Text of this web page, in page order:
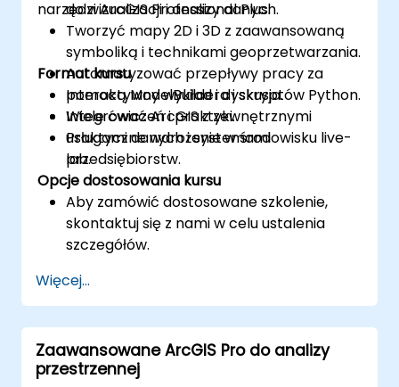
narzędzi ArcGIS Professional Plus.
do wizualizacji i analizy danych.
Tworzyć mapy 2D i 3D z zaawansowaną
symboliką i technikami geoprzetwarzania.
Automatyzować przepływy pracy za
pomocą ModelBuildera i skryptów Python.
Integrować ArcGIS z zewnętrznymi
usługami danych i systemami
przedsiębiorstw.
Format kursu
Interaktywny wykład i dyskusja.
Wiele ćwiczeń i praktyki.
Praktyczne wdrożenie w środowisku live-
lab.
Opcje dostosowania kursu
Aby zamówić dostosowane szkolenie,
skontaktuj się z nami w celu ustalenia
szczegółów.
Więcej...
Zaawansowane ArcGIS Pro do analizy
przestrzennej